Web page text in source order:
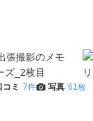
コミ 7件 写真 61枚